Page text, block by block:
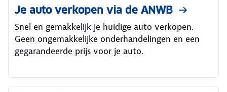
Je auto verkopen via de ANWB
Snel en gemakkelijk je huidige auto verkopen.
Geen ongemakkelijke onderhandelingen en een
gegarandeerde prijs voor je auto.